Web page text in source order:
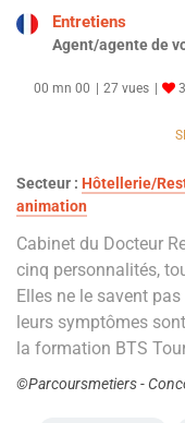
Entretiens
Agent/agente de
00 mn 00 27 vues 3
Secteur : Hôtellerie/
animation
Cabinet du Docteur
cinq personnalités,
Elles ne le savent
leurs symptômes
la formation BTS
©Parcoursmetiers -